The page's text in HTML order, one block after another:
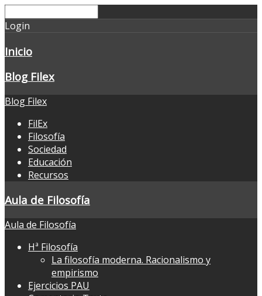
Login
Inicio
Blog Filex
Blog Filex
FilEx
Filosofía
Sociedad
Educación
Recursos
Aula de Filosofía
Aula de Filosofía
Hª Filosofía
La filosofía moderna. Racionalismo y
empirismo
Ejercicios PAU